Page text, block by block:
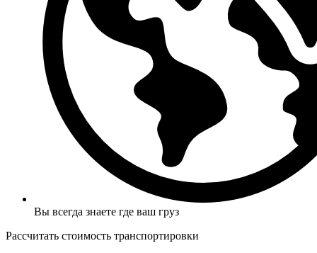
Вы всегда знаете где ваш груз
Рассчитать стоимость транспортировки